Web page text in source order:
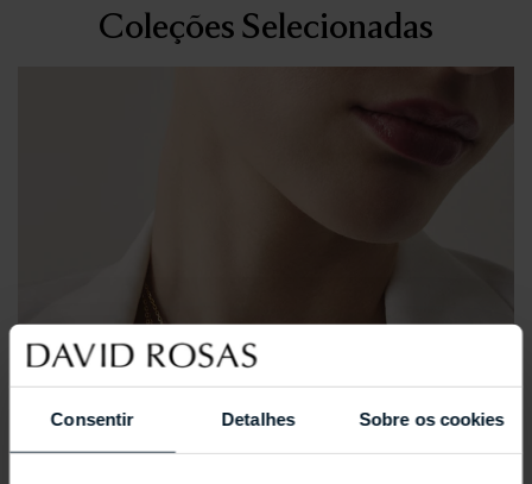
Consentir Detalhes Sobre os cookies
Coleções Selecionadas